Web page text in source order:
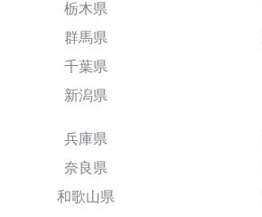
栃木県
群馬県
千葉県
新潟県
兵庫県
奈良県
和歌山県